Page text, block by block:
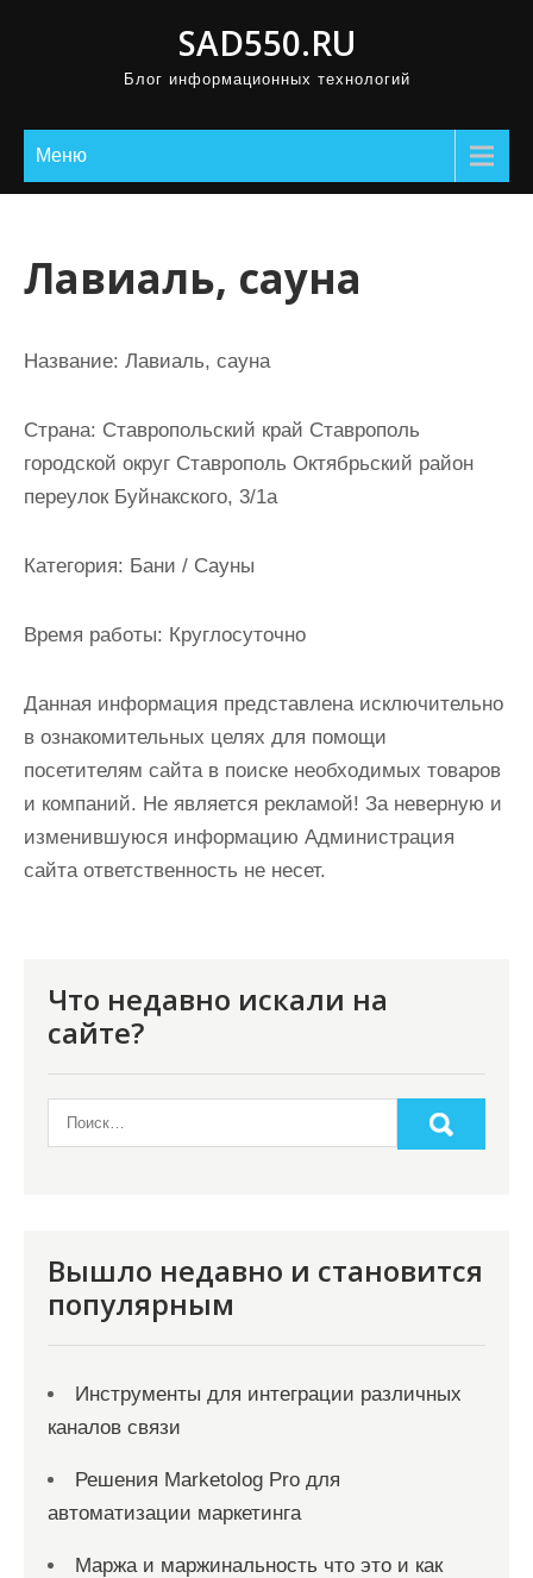
SAD550.RU
Блог информационных технологий
Меню
Лавиаль, сауна
Название: Лавиаль, сауна
Страна: Ставропольский край Ставрополь
городской округ Ставрополь Октябрьский район
переулок Буйнакского, 3/1а
Категория: Бани / Сауны
Время работы: Круглосуточно
Данная информация представлена исключительно
в ознакомительных целях для помощи
посетителям сайта в поиске необходимых товаров
и компаний. Не является рекламой! За неверную и
изменившуюся информацию Администрация
сайта ответственность не несет.
Что недавно искали на
сайте?
Вышло недавно и становится
популярным
Инструменты для интеграции различных
каналов связи
Решения Marketolog Pro для
автоматизации маркетинга
Маржа и маржинальность что это и как